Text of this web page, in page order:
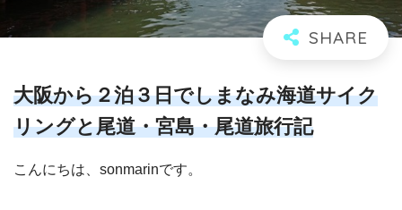
大阪から２泊３日でしまなみ海道サイク
リングと尾道・宮島・尾道旅行記
こんにちは、sonmarinです。